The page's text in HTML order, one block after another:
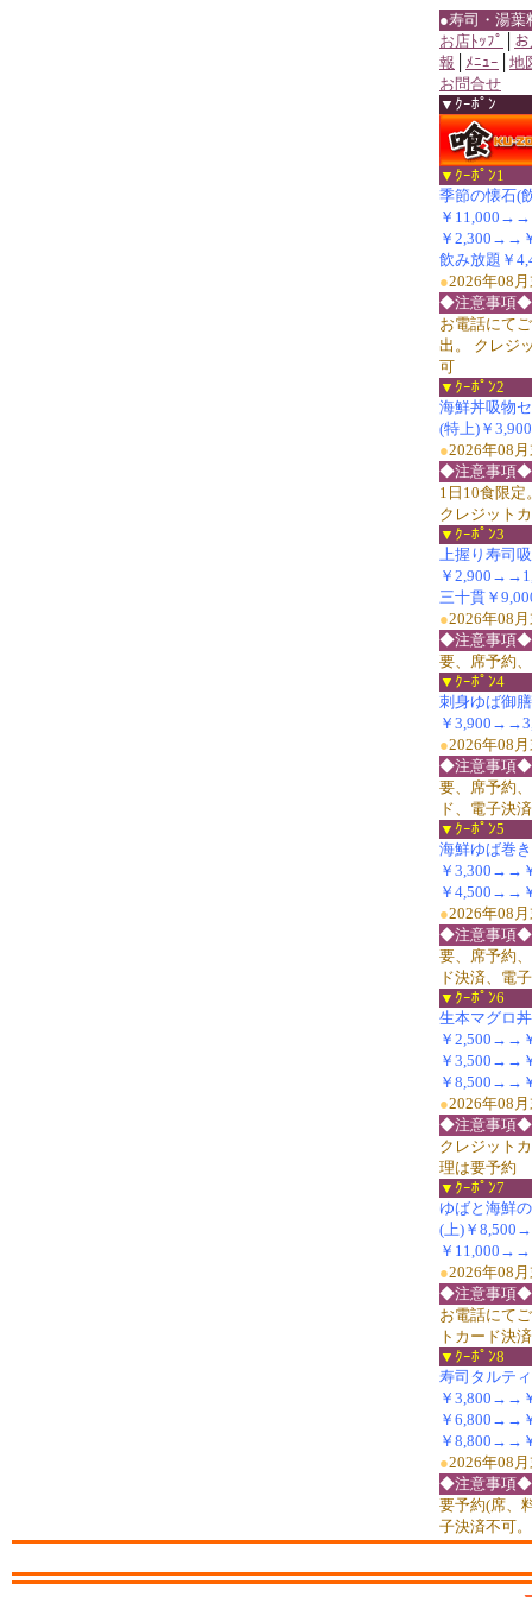
●寿司・湯
お店ﾄｯﾌﾟ
報
ﾒﾆｭｰ
地
お問合せ
▼ｸｰﾎﾟﾝ
▼ｸｰﾎﾟﾝ1
季節の懐石(
￥11,000→→
￥2,300→→
飲み放題￥
●2026年08
◆注意事項◆
お電話にて
出。 クレジ
可
▼ｸｰﾎﾟﾝ2
海鮮丼吸物
(特上)￥
●2026年08
◆注意事項◆
1日10食限
クレジット
▼ｸｰﾎﾟﾝ3
上握り寿司
￥
三十貫￥
●2026年08
◆注意事項◆
要、席予約
▼ｸｰﾎﾟﾝ4
刺身ゆば御
￥
●2026年08
◆注意事項◆
要、席予約
ド、電子決
▼ｸｰﾎﾟﾝ5
海鮮ゆば巻
￥3,300→→
￥4,500→→
●2026年08
◆注意事項◆
要、席予約
ド決済、電
▼ｸｰﾎﾟﾝ6
生本マグロ
￥2,500→→
￥3,500→→
￥8,500→→
●2026年08
◆注意事項◆
クレジット
理は要予約
▼ｸｰﾎﾟﾝ7
ゆばと海鮮
(上)￥
￥11,000→→
●2026年08
◆注意事項◆
お電話にて
トカード決
▼ｸｰﾎﾟﾝ8
寿司タルテ
￥3,800→→
￥6,800→→
￥8,800→→
●2026年08
◆注意事項◆
要予約(席、
子決済不可。